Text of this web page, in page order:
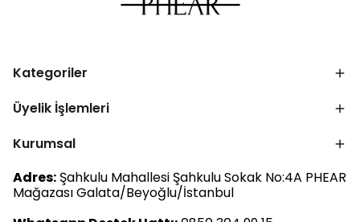
Kategoriler
Üyelik İşlemleri
Kurumsal
Adres: Şahkulu Mahallesi Şahkulu Sokak No:4A PHEAR
Mağazası Galata/Beyoğlu/İstanbul